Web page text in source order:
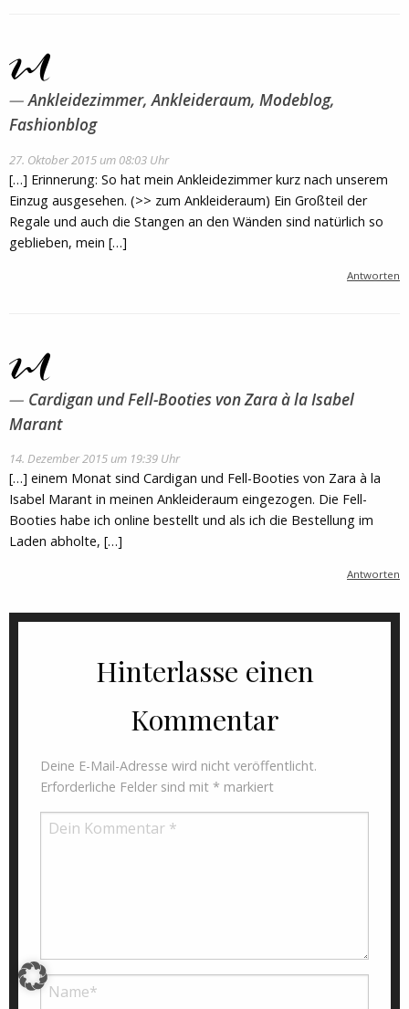
Ankleidezimmer, Ankleideraum, Modeblog,
Fashionblog
27. Oktober 2015 um 08:03 Uhr
[…] Erinnerung: So hat mein Ankleidezimmer kurz nach unserem
Einzug ausgesehen. (>> zum Ankleideraum) Ein Großteil der
Regale und auch die Stangen an den Wänden sind natürlich so
geblieben, mein […]
Antworten
Cardigan und Fell-Booties von Zara à la Isabel
Marant
14. Dezember 2015 um 19:39 Uhr
[…] einem Monat sind Cardigan und Fell-Booties von Zara à la
Isabel Marant in meinen Ankleideraum eingezogen. Die Fell-
Booties habe ich online bestellt und als ich die Bestellung im
Laden abholte, […]
Antworten
Hinterlasse einen
Kommentar
Deine E-Mail-Adresse wird nicht veröffentlicht.
Erforderliche Felder sind mit * markiert